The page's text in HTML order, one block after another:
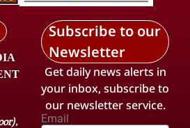
Subscribe to our
Newsletter
Get daily news alerts in
your inbox, subscribe to
our newsletter service.
Email